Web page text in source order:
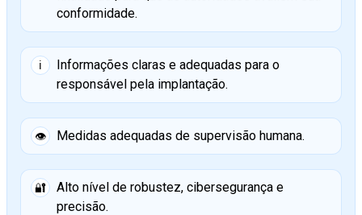
conformidade.
ℹ️
Informações claras e adequadas para o
responsável pela implantação.
👁️ Medidas adequadas de supervisão humana.
🔐
Alto nível de robustez, cibersegurança e
precisão.